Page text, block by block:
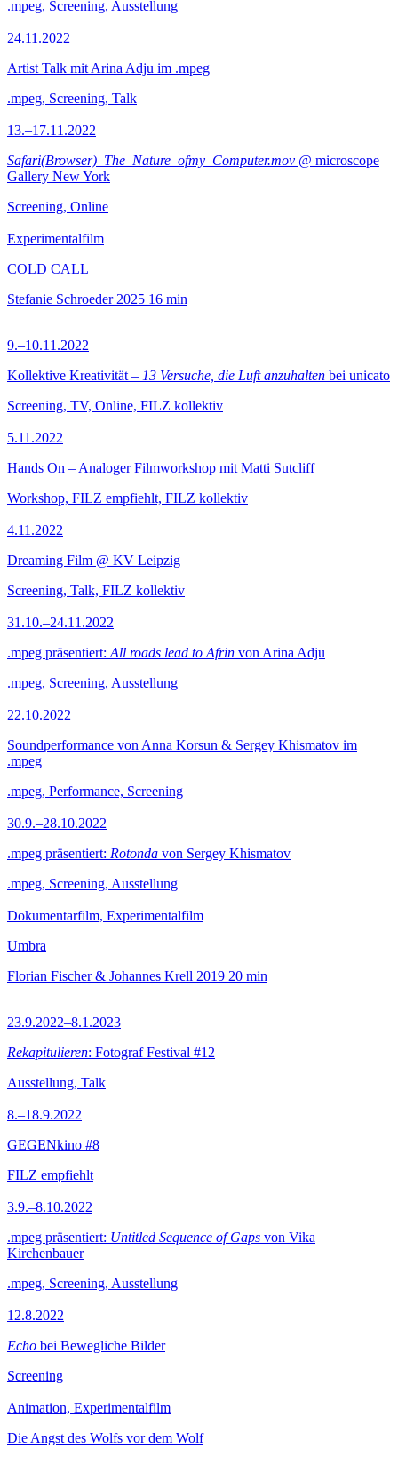
.mpeg, Screening, Ausstellung
24.11.2022
Artist Talk mit Arina Adju im .mpeg
.mpeg, Screening, Talk
13.–17.11.2022
Safari(Browser)_The_Nature_ofmy_Computer.mov @ microscope
Gallery New York
Screening, Online
Experimentalfilm
COLD CALL
Stefanie Schroeder 2025 16 min
9.–10.11.2022
Kollektive Kreativität – 13 Versuche, die Luft anzuhalten bei unicato
Screening, TV, Online, FILZ kollektiv
5.11.2022
Hands On – Analoger Filmworkshop mit Matti Sutcliff
Workshop, FILZ empfiehlt, FILZ kollektiv
4.11.2022
Dreaming Film @ KV Leipzig
Screening, Talk, FILZ kollektiv
31.10.–24.11.2022
.mpeg präsentiert: All roads lead to Afrin von Arina Adju
.mpeg, Screening, Ausstellung
22.10.2022
Soundperformance von Anna Korsun & Sergey Khismatov im
.mpeg
.mpeg, Performance, Screening
30.9.–28.10.2022
.mpeg präsentiert: Rotonda von Sergey Khismatov
.mpeg, Screening, Ausstellung
Dokumentarfilm, Experimentalfilm
Umbra
Florian Fischer & Johannes Krell 2019 20 min
23.9.2022–8.1.2023
Rekapitulieren: Fotograf Festival #12
Ausstellung, Talk
8.–18.9.2022
GEGENkino #8
FILZ empfiehlt
3.9.–8.10.2022
.mpeg präsentiert: Untitled Sequence of Gaps von Vika
Kirchenbauer
.mpeg, Screening, Ausstellung
12.8.2022
Echo bei Bewegliche Bilder
Screening
Animation, Experimentalfilm
Die Angst des Wolfs vor dem Wolf